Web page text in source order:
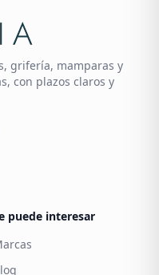
grifería, mamparas y
con plazos claros y
puede interesar